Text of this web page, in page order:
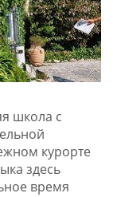
школа с
курорте
здесь
время